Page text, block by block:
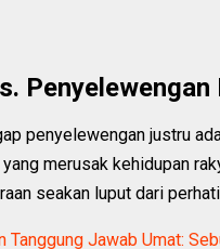
Penyelewengan
penyelewengan justru
merusak kehidupan
seakan luput dari
Tanggung Jawab Umat: